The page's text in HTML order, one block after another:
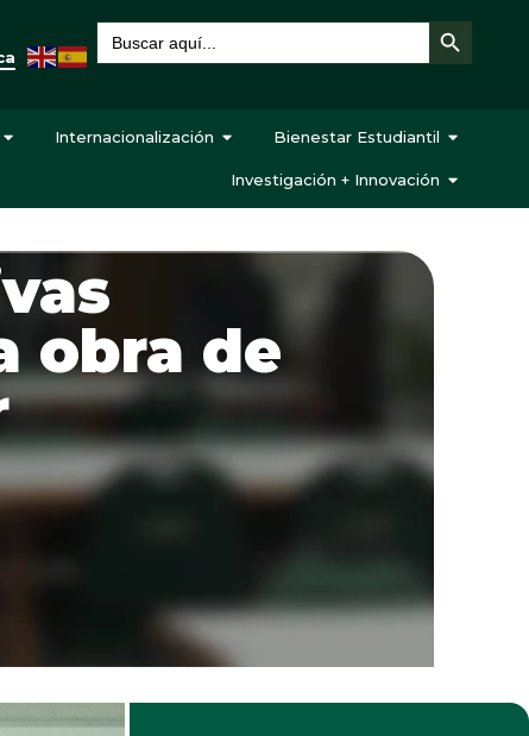
Buscar: Botón de búsqueda
Internacionalización Bienestar Estudiantil
Investigación + Innovación
obra de